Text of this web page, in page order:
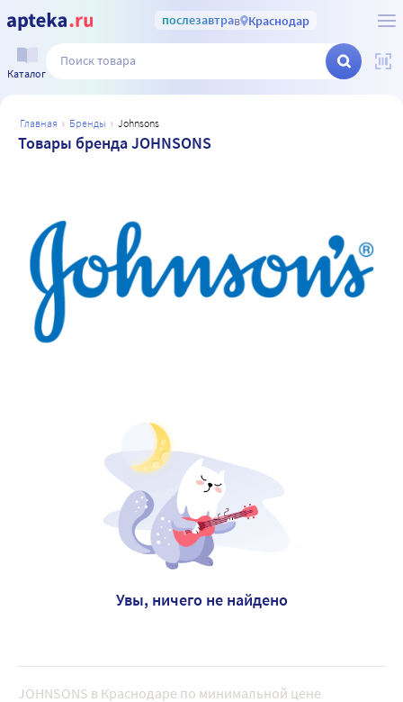
послезавтрав Краснодар
Каталог
главная бренды johnsons
Товары бренда JOHNSONS
Увы, ничего не найдено
JOHNSONS в Краснодаре по минимальной цене